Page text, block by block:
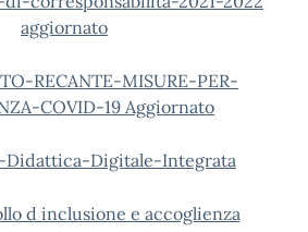
aggiornato
RECANTE-MISURE-PER-
COVID-19 Aggiornato
Didattica-Digitale-Integrata
d inclusione e accoglienza